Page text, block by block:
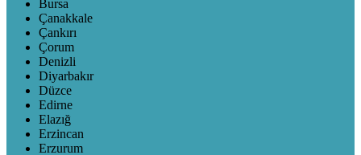
Bursa
Çanakkale
Çankırı
Çorum
Denizli
Diyarbakır
Düzce
Edirne
Elazığ
Erzincan
Erzurum